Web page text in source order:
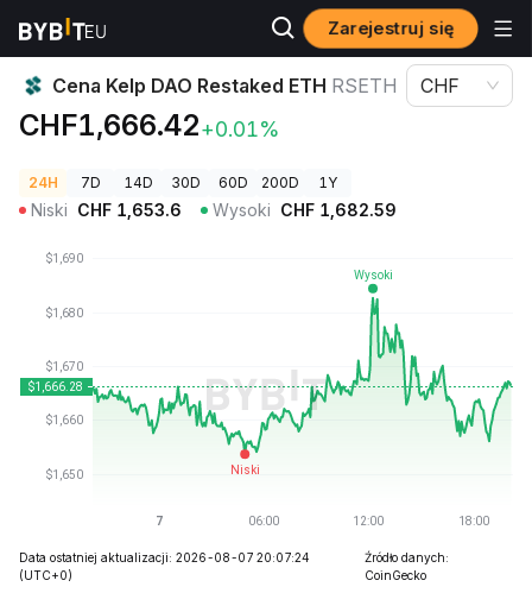
Zarejestruj się
Ceny kryptowalut Cena Kelp DAO Restaked ETH RSETH
Cena Kelp DAO Restaked ETH RSETH
CHF1,666.42+0.01%
CHF
24H 7D 14D 30D 60D 200D 1Y
Niski CHF 1,653.6 Wysoki CHF 1,682.59
Data ostatniej aktualizacji: 2026-08-07 20:07:24
(UTC+0)
Źródło danych:
CoinGecko